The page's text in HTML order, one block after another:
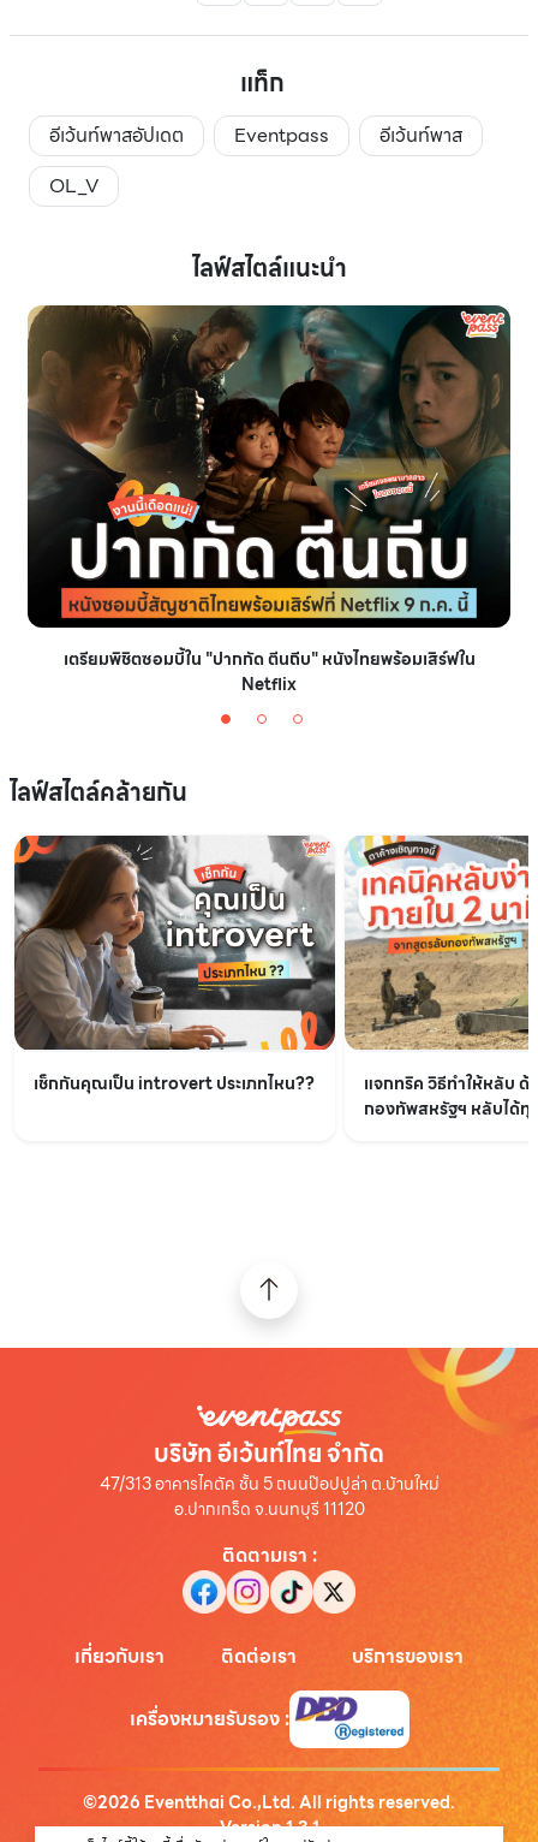
แท็ก
อีเว้นท์พาสอัปเดต Eventpass
อีเว้นท์พาส
OL_V
ไลฟ์สไตล์แนะนำ
เตรียมพิชิตซอมบี้ใน "ปากกัด ตีนถีบ" หนังไทยพร้อมเสิร์ฟใน
Netflix
ไลฟ์สไตล์คล้ายกัน
เช็กกันคุณเป็น introvert ประเภทไหน??
แจกทริค วิธีทำให้หลับ
กองทัพสหรัฐฯ หลับได้ทุ
บริษัท อีเว้นท์ไทย จำกัด
47/313 อาคารไคตัค ชั้น 5 ถนนป๊อปปูล่า ต.บ้านใหม่
อ.ปากเกร็ด จ.นนทบุรี 11120
ติดตามเรา :
เกี่ยวกับเรา ติดต่อเรา บริการของเรา
เครื่องหมายรับรอง:
©2026 Eventthai Co.,Ltd. All rights reserved.
Version1.3.1